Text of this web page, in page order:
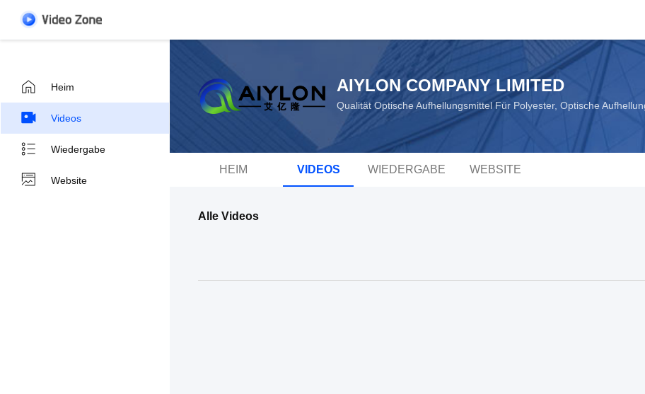
Heim
Videos
Wiedergabe
Website
AIYLON COMPANY LIMITED
Qualität Optische Aufhellungsmittel Für Polyester, Optische
HEIM VIDEOS WIEDERGABE WEBSITE
Alle Videos